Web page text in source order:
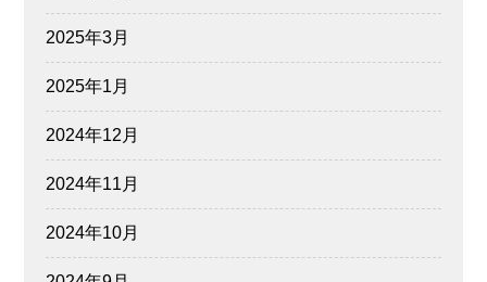
2025年3月
2025年1月
2024年12月
2024年11月
2024年10月